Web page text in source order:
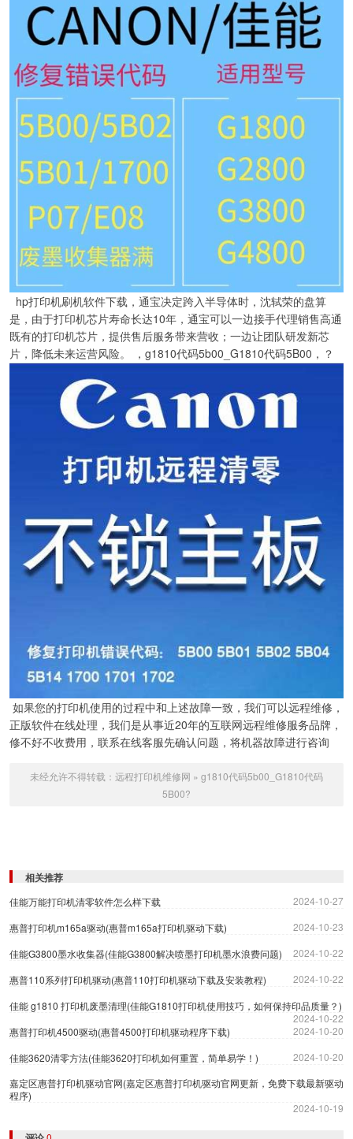
hp打印机刷机软件下载，通宝决定跨入半导体时，沈轼荣的盘算
是，由于打印机芯片寿命长达10年，通宝可以一边接手代理销售高通
既有的打印机芯片，提供售后服务带来营收；一边让团队研发新芯
片，降低未来运营风险。 ，g1810代码5b00_G1810代码5B00，？
如果您的打印机使用的过程中和上述故障一致，我们可以远程维修，
正版软件在线处理，我们是从事近20年的互联网远程维修服务品牌，
修不好不收费用，联系在线客服先确认问题，将机器故障进行咨询
未经允许不得转载： 远程打印机维修网 » g1810代码5b00_G1810代码
5B00?
相关推荐
佳能万能打印机清零软件怎么样下载
2024-10-27
惠普打印机m165a驱动(惠普m165a打印机驱动下载)
2024-10-23
佳能G3800墨水收集器(佳能G3800解决喷墨打印机墨水浪费问题)
2024-10-22
惠普110系列打印机驱动(惠普110打印机驱动下载及安装教程)
2024-10-22
佳能 g1810 打印机废墨清理(佳能G1810打印机使用技巧，如何保持印品质量？)
2024-10-22
惠普打印机4500驱动(惠普4500打印机驱动程序下载)
2024-10-20
佳能3620清零方法(佳能3620打印机如何重置，简单易学！)
2024-10-20
嘉定区惠普打印机驱动官网(嘉定区惠普打印机驱动官网更新，免费下载最新驱动
程序)
2024-10-19